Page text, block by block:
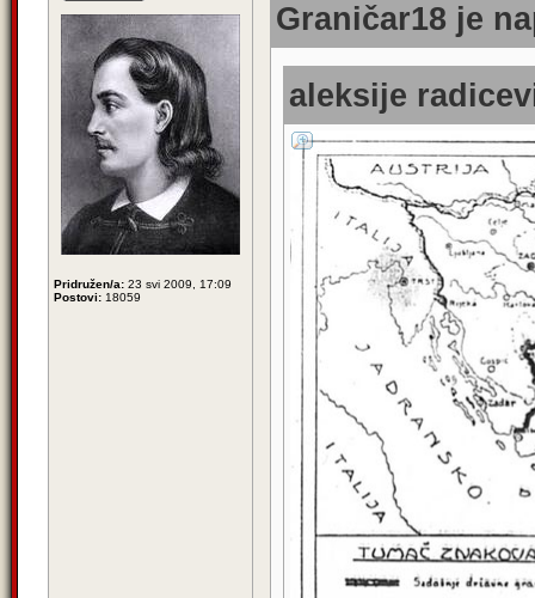
Pridružen/a: 23 svi 2009, 17:09
Postovi: 18059
Graničar18 je
aleksije